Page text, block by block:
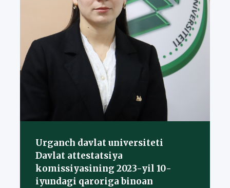
Urganch davlat universiteti
Davlat attestatsiya
komissiyasining 2023-yil 10-
iyundagi qaroriga binoan